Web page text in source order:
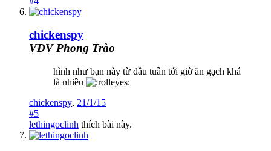
chickenspy
VĐV Phong Trào
hình như bạn này từ đầu tuần tới giờ ăn gạch khá
là nhiều
chickenspy, 21/1/15
#5
lethingoclinh thích bài này.